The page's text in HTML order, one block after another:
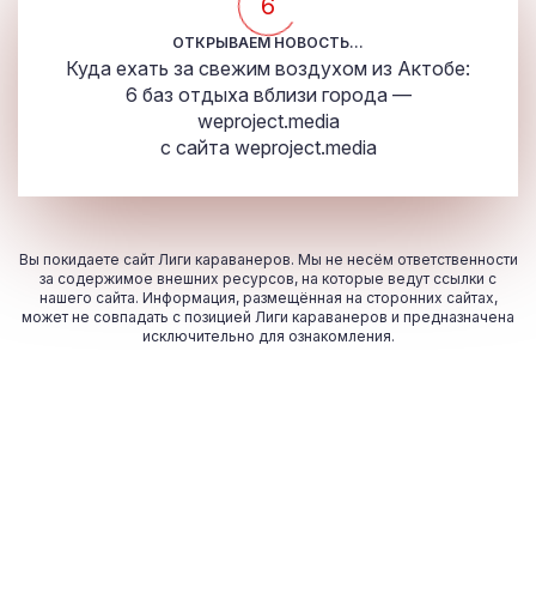
5
ОТКРЫВАЕМ НОВОСТЬ...
Куда ехать за свежим воздухом из Актобе:
6 баз отдыха вблизи города —
weproject.media
с сайта weproject.media
Вы покидаете сайт Лиги караванеров. Мы не несём ответственности
за содержимое внешних ресурсов, на которые ведут ссылки с
нашего сайта. Информация, размещённая на сторонних сайтах,
может не совпадать с позицией Лиги караванеров и предназначена
исключительно для ознакомления.